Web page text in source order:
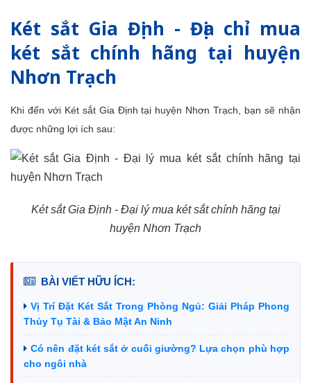
Két sắt Gia Định - Địa chỉ mua
két sắt chính hãng tại huyện
Nhơn Trạch
Khi đến với Két sắt Gia Định tại huyện Nhơn Trạch, bạn sẽ nhận
được những lợi ích sau:
Két sắt Gia Định - Đại lý mua két sắt chính hãng tại
huyện Nhơn Trạch
BÀI VIẾT HỮU ÍCH:
Vị Trí Đặt Két Sắt Trong Phòng Ngủ: Giải Pháp Phong
Thủy Tụ Tài & Bảo Mật An Ninh
Có nên đặt két sắt ở cuối giường? Lựa chọn phù hợp
cho ngôi nhà